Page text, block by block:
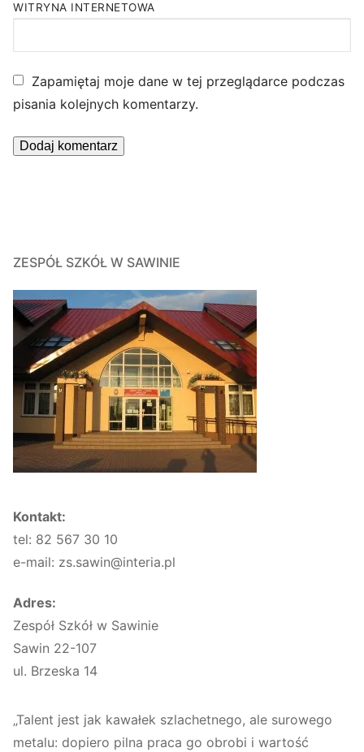
WITRYNA INTERNETOWA
Zapamiętaj moje dane w tej przeglądarce podczas
pisania kolejnych komentarzy.
ZESPÓŁ SZKÓŁ W SAWINIE
Kontakt:
tel: 82 567 30 10
e-mail: zs.sawin@interia.pl
Adres:
Zespół Szkół w Sawinie
Sawin 22-107
ul. Brzeska 14
„Talent jest jak kawałek szlachetnego, ale surowego
metalu: dopiero pilna praca go obrobi i wartość